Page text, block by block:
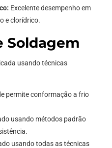
Excelente desempenho em
e clorídrico.
Soldagem
usando técnicas
permite conformação a frio
usando métodos padrão
usando todas as técnicas